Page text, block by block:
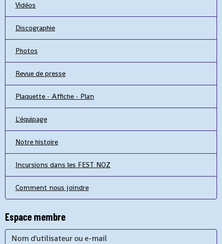
Vidéos
Discographie
Photos
Revue de presse
Plaquette - Affiche - Plan
L'équipage
Notre histoire
Incursions dans les FEST NOZ
Comment nous joindre
Espace membre